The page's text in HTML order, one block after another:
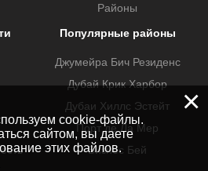
Районы
Популярные районы
Джумейра Бич Резиденс
Дубай Крик Харбор
Дубаи Хиллс Эстейт
Порт де Ла Мер
Бизнес Бей
×
cookie-файлы.
сайтом, вы даете
этих файлов.